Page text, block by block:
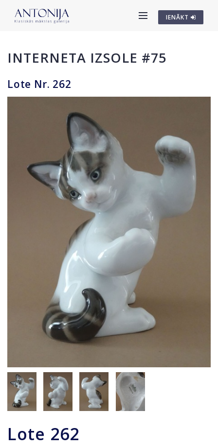
IENĀKT
INTERNETA IZSOLE #75
Lote Nr. 262
Lote 262